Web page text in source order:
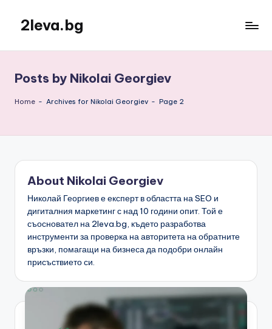
content
2leva.bg
Posts by Nikolai Georgiev
Home - Archives for Nikolai Georgiev - Page 2
About Nikolai Georgiev
Николай Георгиев е експерт в областта на SEO и
дигиталния маркетинг с над 10 години опит. Той е
съосновател на 2leva.bg, където разработва
инструменти за проверка на авторитета на обратните
връзки, помагащи на бизнеса да подобри онлайн
присъствието си.